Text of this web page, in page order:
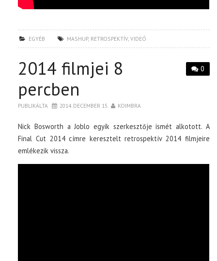
EGYÉB MASHUP, RETROSPEKTÍV,VIDEÓ
0
2014 filmjei 8
percben
PUBLIKÁLTA 2014. DECEMBER 15. KOIMBRA
Nick Bosworth a Joblo egyik szerkesztője ismét alkotott. A
Final Cut 2014 címre keresztelt retrospektív 2014 filmjeire
emlékezik vissza.